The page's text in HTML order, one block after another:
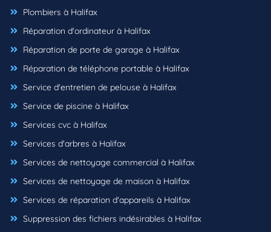
Plombiers à Halifax
Réparation d'ordinateur à Halifax
Réparation de porte de garage à Halifax
Réparation de téléphone portable à Halifax
Service d'entretien de pelouse à Halifax
Service de piscine à Halifax
Services cvc à Halifax
Services d'arbres à Halifax
Services de nettoyage commercial à Halifax
Services de nettoyage de maison à Halifax
Services de réparation d'appareils à Halifax
Suppression des fichiers indésirables à Halifax